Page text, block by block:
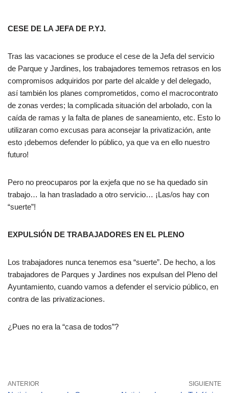
CESE DE LA JEFA DE P.YJ.
Tras las vacaciones se produce el cese de la Jefa del servicio
de Parque y Jardines, los trabajadores tememos retrasos en los
compromisos adquiridos por parte del alcalde y del delegado,
así también los planes comprometidos, como el macrocontrato
de zonas verdes; la complicada situación del arbolado, con la
caída de ramas y la falta de planes de saneamiento, etc. Esto lo
utilizaran como excusas para aconsejar la privatización, ante
esto ¡debemos defender lo público, ya que va en ello nuestro
futuro!
Pero no preocuparos por la exjefa que no se ha quedado sin
trabajo… la han trasladado a otro servicio… ¡Las/os hay con
“suerte”!
EXPULSIÓN DE TRABAJADORES EN EL PLENO
Los trabajadores nunca tenemos esa “suerte”. De hecho, a los
trabajadores de Parques y Jardines nos expulsan del Pleno del
Ayuntamiento, cuando vamos a defender el servicio público, en
contra de las privatizaciones.
¿Pues no era la “casa de todos”?
ANTERIOR SIGUIENTE